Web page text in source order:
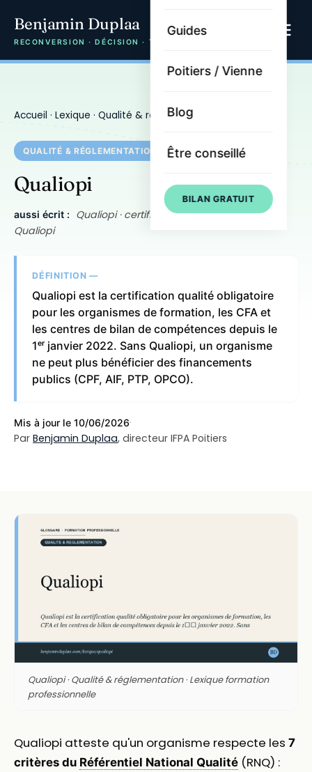
Benjamin Duplaa
RECONVERSION · DÉCISION · TRAJECTOIRE
Guides
Poitiers / Vienne
Blog
Être conseillé
BILAN GRATUIT
Accueil · Lexique · Qualité & réglementation
QUALITÉ & RÉGLEMENTATION
Qualiopi
aussi écrit :
Qualiopi · certification Qualiopi · label
Qualiopi
DÉFINITION —
Qualiopi est la certification qualité obligatoire
pour les organismes de formation, les CFA et
les centres de bilan de compétences depuis le
1ᵉʳ janvier 2022. Sans Qualiopi, un organisme
ne peut plus bénéficier des financements
publics (CPF, AIF, PTP, OPCO).
Mis à jour le 10/06/2026·
Par Benjamin Duplaa, directeur IFPA Poitiers
Qualiopi · Qualité & réglementation · Lexique formation
professionnelle
Qualiopi atteste qu'un organisme respecte les 7
critères du Référentiel National Qualité (RNQ) :